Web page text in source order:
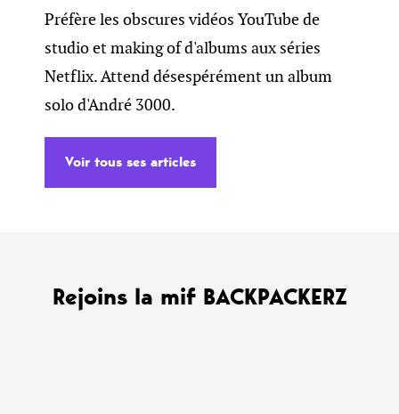
Préfère les obscures vidéos YouTube de
studio et making of d'albums aux séries
Netflix. Attend désespérément un album
solo d'André 3000.
Voir tous ses articles
Rejoins la mif BACKPACKERZ